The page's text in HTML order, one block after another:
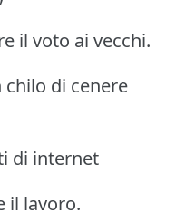
il voto ai vecchi.
di cenere
di internet
il lavoro.